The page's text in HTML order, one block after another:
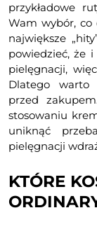
przykładowe
Wam wybór, co
największe
powiedzieć, że
pielęgnacji,
Dlatego warto
przed
stosowaniu
uniknąć
pielęgnacji
KTÓRE